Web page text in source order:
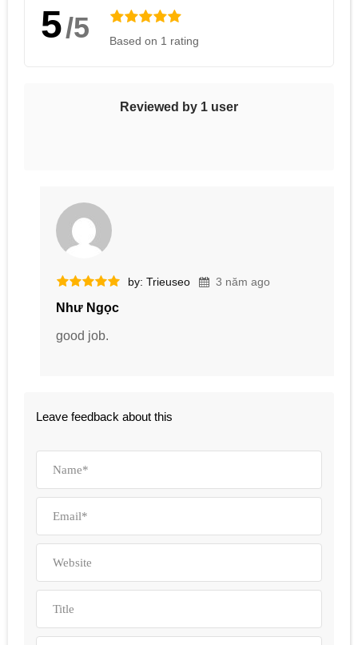
5/5 Based on 1 rating
Reviewed by 1 user
by: Trieuseo 3 năm ago
Như Ngọc
good job.
Leave feedback about this